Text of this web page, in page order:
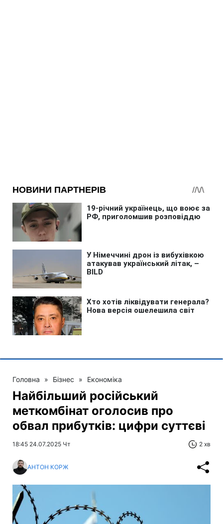
Головна » Бізнес » Економіка
Найбільший російський
меткомбінат оголосив про
обвал прибутків: цифри суттєві
18:45 24.07.2025 Чт 2 хв
АНТОН КОРЖ